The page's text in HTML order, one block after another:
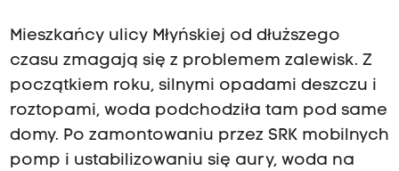
Mieszkańcy ulicy Młyńskiej od dłuższego
czasu zmagają się z problemem zalewisk. Z
początkiem roku, silnymi opadami deszczu i
roztopami, woda podchodziła tam pod same
domy. Po zamontowaniu przez SRK mobilnych
pomp i ustabilizowaniu się aury, woda na